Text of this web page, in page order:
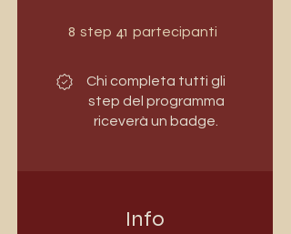
8 step 8 step
41 partecipanti
Chi completa tutti gli
step del programma
riceverà un badge.
Info